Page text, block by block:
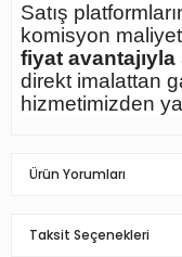
Satış
komisyon
fiyat avantajıyla
direkt imalattan
hizmetimizden
Ürün Yorumları
Taksit Seçenekleri